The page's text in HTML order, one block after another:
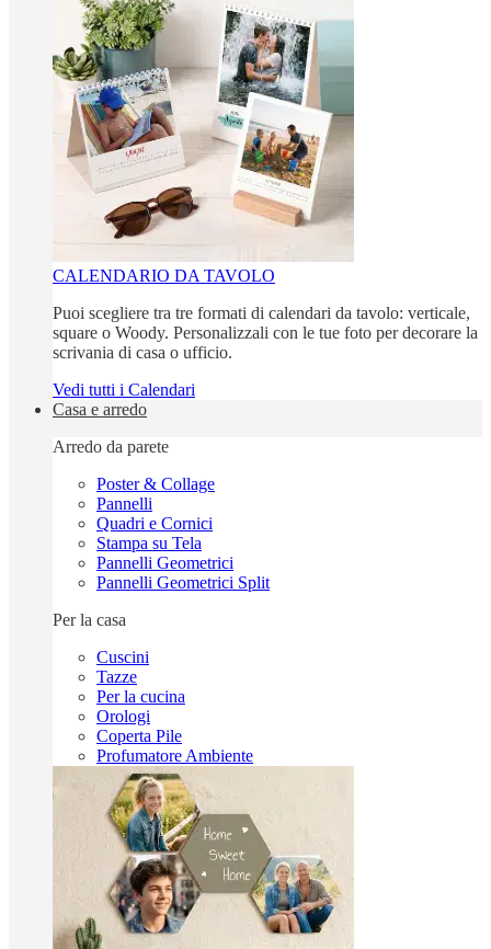
CALENDARIO DA TAVOLO
Puoi scegliere tra tre formati di calendari da tavolo: verticale,
square o Woody. Personalizzali con le tue foto per decorare la
scrivania di casa o ufficio.
Vedi tutti i Calendari
Casa e arredo
Arredo da parete
Poster & Collage
Pannelli
Quadri e Cornici
Stampa su Tela
Pannelli Geometrici
Pannelli Geometrici Split
Per la casa
Cuscini
Tazze
Per la cucina
Orologi
Coperta Pile
Profumatore Ambiente